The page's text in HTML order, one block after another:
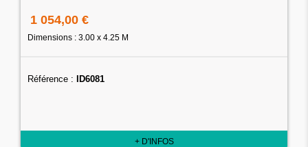
1 054,00 €
Dimensions : 3.00 x 4.25 M
Référence : ID6081
+ D'INFOS